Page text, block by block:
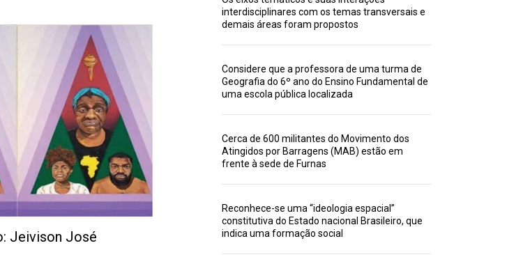
Jeivison José
interdisciplinares com os temas transversais e
demais áreas foram propostos
Considere que a professora de uma turma de
Geografia do 6º ano do Ensino Fundamental de
uma escola pública localizada
Cerca de 600 militantes do Movimento dos
Atingidos por Barragens (MAB) estão em
frente à sede de Furnas
Reconhece-se uma “ideologia espacial”
constitutiva do Estado nacional Brasileiro, que
indica uma formação social